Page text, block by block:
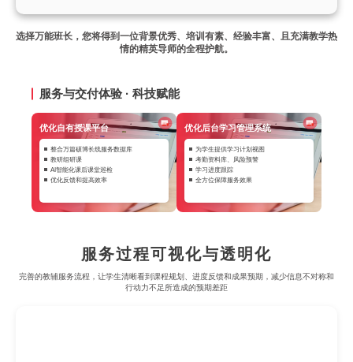
选择万能班长，您将得到一位​​背景优秀、培训有素、经验丰富、且充满教学热
情​​的精英导师的全程护航。
服务与交付体验 · 科技赋能
优化自有授课平台
整合万篇硕博长线服务数据库
教研组研课
AI智能化课后课堂巡检
优化反馈和提高效率
优化后台学习管理系统
为学生提供学习计划视图
考勤资料库、风险预警
学习进度跟踪
全方位保障服务效果
服务过程可视化与透明化
完善的教辅服务流程，让学生清晰看到课程规划、进度反馈和成果预期，减少信息不对称和
行动力不足所造成的预期差距